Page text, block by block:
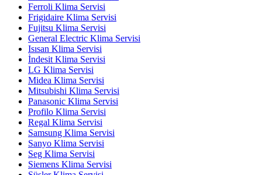
Ferroli Klima Servisi
Frigidaire Klima Servisi
Fujitsu Klima Servisi
General Electric Klima Servisi
Isısan Klima Servisi
İndesit Klima Servisi
LG Klima Servisi
Midea Klima Servisi
Mitsubishi Klima Servisi
Panasonic Klima Servisi
Profilo Klima Servisi
Regal Klima Servisi
Samsung Klima Servisi
Sanyo Klima Servisi
Seg Klima Servisi
Siemens Klima Servisi